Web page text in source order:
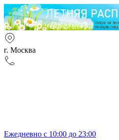
г. Москва
Ежедневно с 10:00 до 23:00